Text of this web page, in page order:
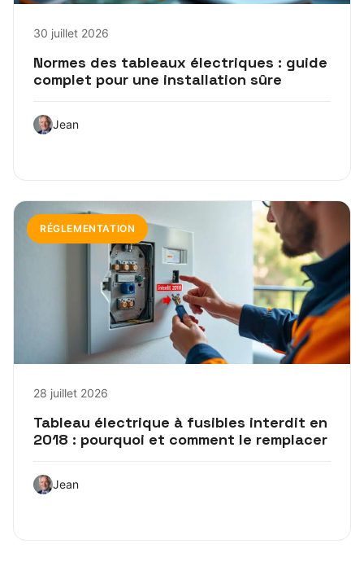
30 juillet 2026
Normes des tableaux électriques : guide
complet pour une installation sûre
Jean
RÉGLEMENTATION
28 juillet 2026
Tableau électrique à fusibles interdit en
2018 : pourquoi et comment le remplacer
Jean